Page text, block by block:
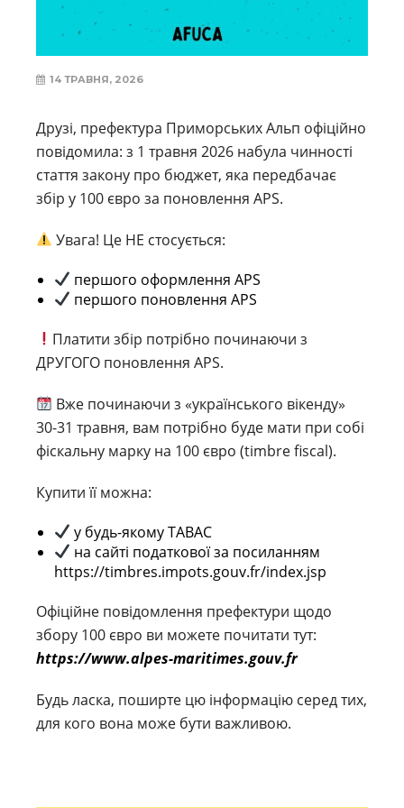
14 ТРАВНЯ, 2026
Друзі, префектура Приморських Альп офіційно
повідомила: з 1 травня 2026 набула чинності
стаття закону про бюджет, яка передбачає
збір у 100 євро за поновлення APS.
Увага! Це НЕ стосується:
першого оформлення APS
першого поновлення APS
Платити збір потрібно починаючи з
ДРУГОГО поновлення APS.
Вже починаючи з «українського вікенду»
30-31 травня, вам потрібно буде мати при собі
фіскальну марку на 100 євро (timbre fiscal).
Купити її можна:
у будь-якому TABAC
на сайті податкової за посиланням
https://timbres.impots.gouv.fr/index.jsp
Офіційне повідомлення префектури щодо
збору 100 євро ви можете почитати тут:
https://www.alpes-maritimes.gouv.fr
Будь ласка, поширте цю інформацію серед тих,
для кого вона може бути важливою.